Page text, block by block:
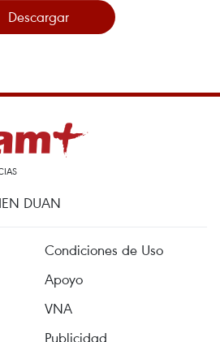
Descargar
DUAN
Condiciones de Uso
Apoyo
VNA
Publicidad